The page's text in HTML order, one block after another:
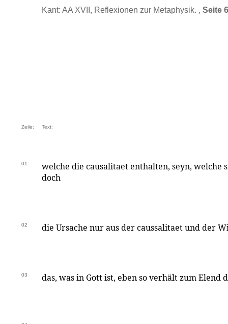
Kant: AA XVII, Reflexionen zur Metaphysik. , Seite
Zeile: Text:
01
welche die causalitaet enthalten, seyn, welche
doch
02 die Ursache nur aus der caussalitaet und der
03 das, was in Gott ist, eben so verhält zum Elend